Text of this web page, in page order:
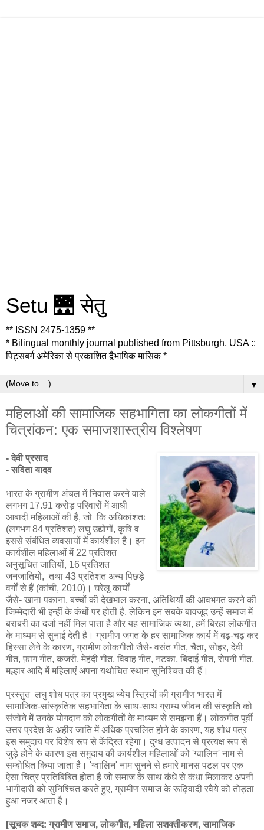
Setu 🌉 सेतु
** ISSN 2475-1359 **
* Bilingual monthly journal published from Pittsburgh, USA ::
पिट्सबर्ग अमेरिका से प्रकाशित द्वैभाषिक मासिक *
▼
महिलाओं की सामाजिक सहभागिता का लोकगीतों में
चित्रांकन: एक समाजशास्त्रीय विश्लेषण
- देवी प्रसाद
- सविता यादव
भारत के ग्रामीण अंचल में निवास करने वाले
लगभग 17.91 करोड़ परिवारों में आधी
आबादी महिलाओं की है, जो कि अधिकांशतः
(लगभग 84 प्रतिशत) लघु उद्योगों, कृषि व
इससे संबंधित व्यवसायों में कार्यशील है। इन
कार्यशील महिलाओं में 22 प्रतिशत
अनुसूचित जातियों, 16 प्रतिशत
जनजातियों, तथा 43 प्रतिशत अन्य पिछड़े
वर्गों से हैं (कांची, 2010)। घरेलू कार्यों
जैसे- खाना पकाना, बच्चों की देखभाल करना, अतिथियों की आवभगत करने की
जिम्मेदारी भी इन्हीं के कंधों पर होती है, लेकिन इन सबके बावजूद उन्हें समाज में
बराबरी का दर्जा नहीं मिल पाता है और यह सामाजिक व्यथा, हमें बिरहा लोकगीत
के माध्यम से सुनाई देती है। ग्रामीण जगत के हर सामाजिक कार्य में बढ़-चढ़ कर
हिस्सा लेने के कारण, ग्रामीण लोकगीतों जैसे- वसंत गीत, चैता, सोहर, देवी
गीत, फ़ाग गीत, कजरी, मेहंदी गीत, विवाह गीत, नटका, बिदाई गीत, रोपनी गीत,
मल्हार आदि में महिलाएं अपना यथोचित स्थान सुनिश्चित की हैं।
प्रस्तुत लघु शोध पत्र का प्रमुख ध्येय स्त्रियों की ग्रामीण भारत में
सामाजिक-सांस्कृतिक सहभागिता के साथ-साथ ग्राम्य जीवन की संस्कृति को
संजोने में उनके योगदान को लोकगीतों के माध्यम से समझना हैं। लोकगीत पूर्वी
उत्तर प्रदेश के अहीर जाति में अधिक प्रचलित होने के कारण, यह शोध पत्र
इस समुदाय पर विशेष रूप से केंद्रित रहेगा। दुग्ध उत्पादन से प्रत्यक्ष रूप से
जुड़े होने के कारण इस समुदाय की कार्यशील महिलाओं को 'ग्वालिन' नाम से
सम्बोधित किया जाता है। 'ग्वालिन' नाम सुनने से हमारे मानस पटल पर एक
ऐसा चित्र प्रतिबिंबित होता है जो समाज के साथ कंधे से कंधा मिलाकर अपनी
भागीदारी को सुनिश्चित करते हुए, ग्रामीण समाज के रूढ़िवादी रवैये को तोड़ता
हुआ नजर आता है।
[सूचक शब्द: ग्रामीण समाज, लोकगीत, महिला सशक्तीकरण, सामाजिक